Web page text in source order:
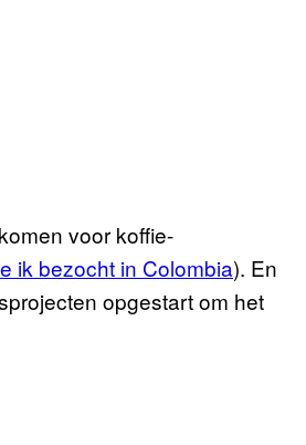
voor koffie-
ik bezocht in Colombia). En
opgestart om het